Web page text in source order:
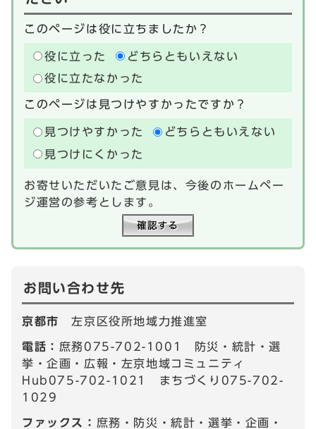
このページは役に立ちましたか？
役に立った
どちらともいえない
役に立たなかった
このページは見つけやすかったですか？
見つけやすかった
どちらともいえない
見つけにくかった
お寄せいただいたご意見は、今後のホームペー
ジ運営の参考とします。
お問い合わせ先
京都市左京区役所地域力推進室
電話： 庶務075-702-1001 防災・統計・選
挙・企画・広報・左京地域コミュニティ
Hub075-702-1021 まちづくり075-702-
1029
ファックス： 庶務・防災・統計・選挙・企画・